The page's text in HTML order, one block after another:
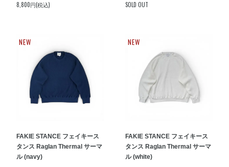
8,800円(税込) SOLD OUT
NEW
FAKIE STANCE フェイキース
タンス Raglan Thermal サーマ
ル (navy)
NEW
FAKIE STANCE フェイキース
タンス Raglan Thermal サーマ
ル (white)